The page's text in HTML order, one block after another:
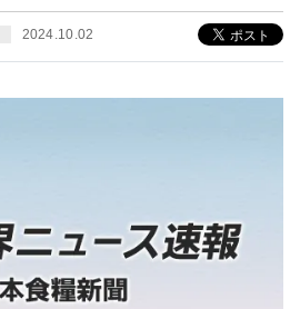
2024.10.02